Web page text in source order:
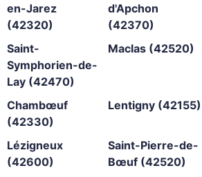
en-Jarez
(42320)
d'Apchon
(42370)
Saint-
Symphorien-de-
Lay (42470)
Maclas (42520)
Chambœuf
(42330)
Lentigny (42155)
Lézigneux
(42600)
Saint-Pierre-de-
Bœuf (42520)